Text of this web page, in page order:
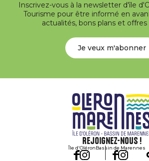
Inscrivez-vous à la newsletter d'île
Tourisme pour être informé en
actualités, bons plans et offres
Je veux m'abonner
Rejoignez-nous !
Île d'OléronBassin de Marennes